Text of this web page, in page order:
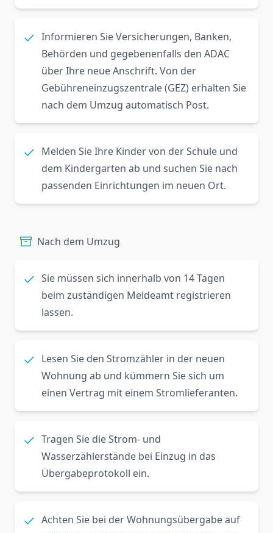
Informieren Sie Versicherungen, Banken,
Behörden und gegebenenfalls den ADAC
über Ihre neue Anschrift. Von der
Gebühreneinzugszentrale (GEZ) erhalten Sie
nach dem Umzug automatisch Post.
Melden Sie Ihre Kinder von der Schule und
dem Kindergarten ab und suchen Sie nach
passenden Einrichtungen im neuen Ort.
Nach dem Umzug
Sie müssen sich innerhalb von 14 Tagen
beim zuständigen Meldeamt registrieren
lassen.
Lesen Sie den Stromzähler in der neuen
Wohnung ab und kümmern Sie sich um
einen Vertrag mit einem Stromlieferanten.
Tragen Sie die Strom- und
Wasserzählerstände bei Einzug in das
Übergabeprotokoll ein.
Achten Sie bei der Wohnungsübergabe auf